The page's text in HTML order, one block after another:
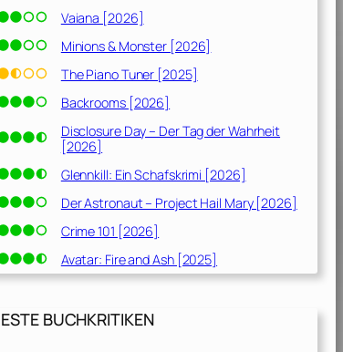
Vaiana [2026]
Minions & Monster [2026]
The Piano Tuner [2025]
Backrooms [2026]
Disclosure Day – Der Tag der Wahrheit
[2026]
Glennkill: Ein Schafskrimi [2026]
Der Astronaut – Project Hail Mary [2026]
Crime 101 [2026]
Avatar: Fire and Ash [2025]
BUCHKRITIKEN